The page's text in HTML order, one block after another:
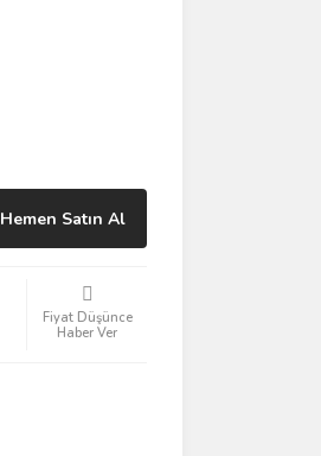
Hemen Satın Al
Fiyat Düşünce
Haber Ver